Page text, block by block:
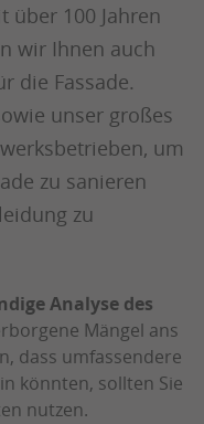
über 100 Jahren
wir Ihnen auch
die Fassade.
unser großes
um
zu sanieren
zu
Analyse des
Mängel ans
dass umfassendere
könnten, sollten Sie
nutzen.